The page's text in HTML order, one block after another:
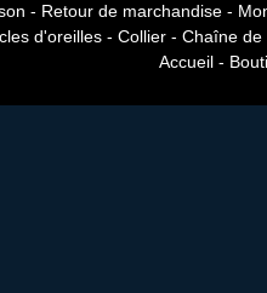
- Retour de marchandise-
d'oreilles- Collier- Chaîne de
Accueil-